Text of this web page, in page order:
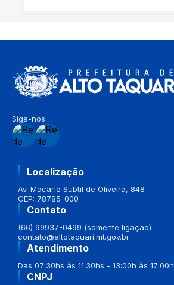
Siga-nos
Localização
Av. Macario Subtil de Oliveira, 848
CEP: 78785-000
Contato
(66) 99937-0499 (somente ligação)
contato@altotaquari.mt.gov.br
Atendimento
Das 07:30hs às 11:30hs - 13:00h às 17:00h
CNPJ